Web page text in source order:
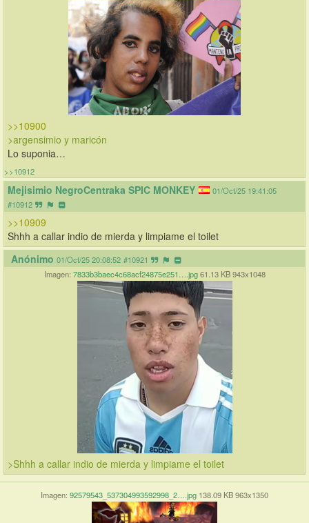
>>10900
>argensimio y maricón
Lo suponia…
>>10912
Mejisimio NegroCentraka SPIC MONKEY
01/Oct/25 19:41:05
#10912
>>10909
Shhh a callar indio de mierda y limpiame el toilet
Anónimo 01/Oct/25 20:08:52 #10921
Imagen: 7833b3baec4c68acf24875e251….jpg 61.13 KB 943x1048
>Shhh a callar indio de mierda y limpiame el toilet
Imagen: 92579543_537304993592998_2….jpg 138.09 KB 963x1350